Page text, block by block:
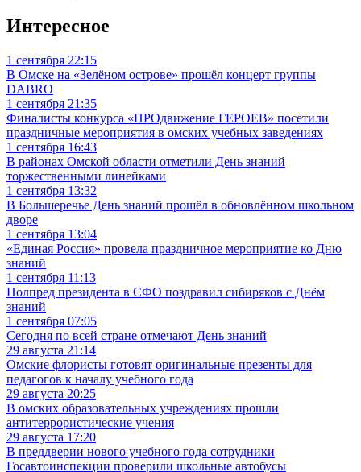
Интересное
1 сентября 22:15
В Омске на «Зелёном острове» прошёл концерт группы
DABRO
1 сентября 21:35
Финалисты конкурса «ПРОдвижение ГЕРОЕВ» посетили
праздничные мероприятия в омских учебных заведениях
1 сентября 16:43
В районах Омской области отметили День знаний
торжественными линейками
1 сентября 13:32
В Большеречье День знаний прошёл в обновлённом школьном
дворе
1 сентября 13:04
«Единая Россия» провела праздничное мероприятие ко Дню
знаний
1 сентября 11:13
Полпред президента в СФО поздравил сибиряков с Днём
знаний
1 сентября 07:05
Сегодня по всей стране отмечают День знаний
29 августа 21:14
Омские флористы готовят оригинальные презенты для
педагогов к началу учебного года
29 августа 20:25
В омских образовательных учреждениях прошли
антитеррористические учения
29 августа 17:20
В преддверии нового учебного года сотрудники
Госавтоинспекции проверили школьные автобусы